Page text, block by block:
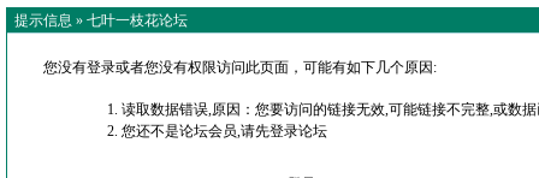
提示信息 » 七叶一枝花论坛
您没有登录或者您没有权限访问此页面，可能有如下几个原因:
读取数据错误,原因：您要访问的链接无效,可能链接不完整,或数
您还不是论坛会员,请先登录论坛